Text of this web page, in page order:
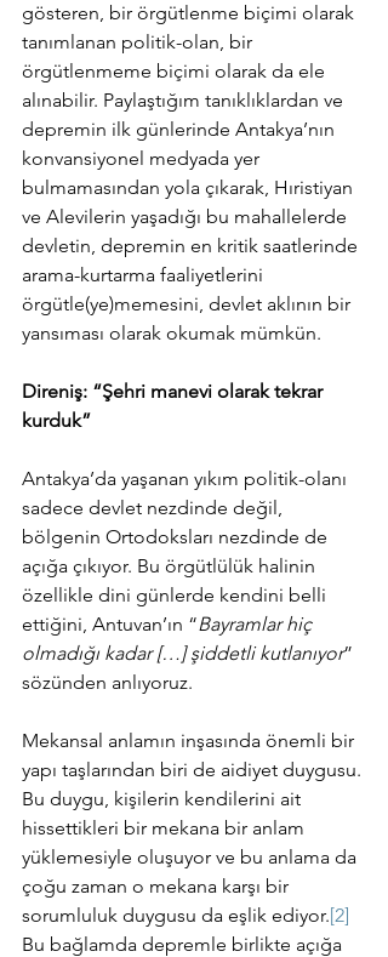
gösteren, bir örgütlenme biçimi olarak
tanımlanan politik-olan, bir
örgütlenmeme biçimi olarak da ele
alınabilir. Paylaştığım tanıklıklardan ve
depremin ilk günlerinde Antakya’nın
konvansiyonel medyada yer
bulmamasından yola çıkarak, Hıristiyan
ve Alevilerin yaşadığı bu mahallelerde
devletin, depremin en kritik saatlerinde
arama-kurtarma faaliyetlerini
örgütle(ye)memesini, devlet aklının bir
yansıması olarak okumak mümkün.
Direniş: “Şehri manevi olarak tekrar
kurduk”
Antakya’da yaşanan yıkım politik-olanı
sadece devlet nezdinde değil,
bölgenin Ortodoksları nezdinde de
açığa çıkıyor. Bu örgütlülük halinin
özellikle dini günlerde kendini belli
ettiğini, Antuvan’ın “Bayramlar hiç
olmadığı kadar […] şiddetli kutlanıyor”
sözünden anlıyoruz.
Mekansal anlamın inşasında önemli bir
yapı taşlarından biri de aidiyet duygusu.
Bu duygu, kişilerin kendilerini ait
hissettikleri bir mekana bir anlam
yüklemesiyle oluşuyor ve bu anlama da
çoğu zaman o mekana karşı bir
sorumluluk duygusu da eşlik ediyor.[2]
Bu bağlamda depremle birlikte açığa